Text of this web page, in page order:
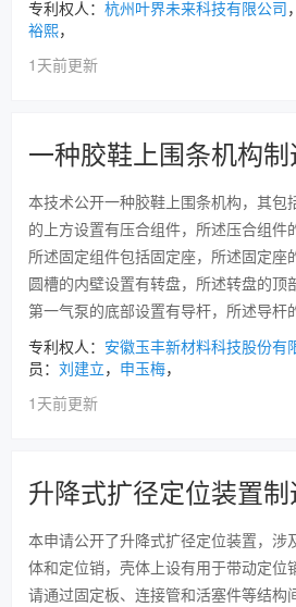
专利权人： 杭州叶界未来科技有限公司
裕熙，
1天前更新
一种胶鞋上围条机构
本技术公开一种胶鞋上围条机构，其包
的上方设置有压合组件，所述压合组件
所述固定组件包括固定座，所述固定座
圆槽的内壁设置有转盘，所述转盘的顶
第一气泵的底部设置有导杆，所述导杆
专利权人： 安徽玉丰新材料科技股份有
员： 刘建立， 申玉梅，
1天前更新
升降式扩径定位装置
本申请公开了升降式扩径定位装置，涉
体和定位销，壳体上设有用于带动定位
请通过固定板、连接管和活塞件等结构